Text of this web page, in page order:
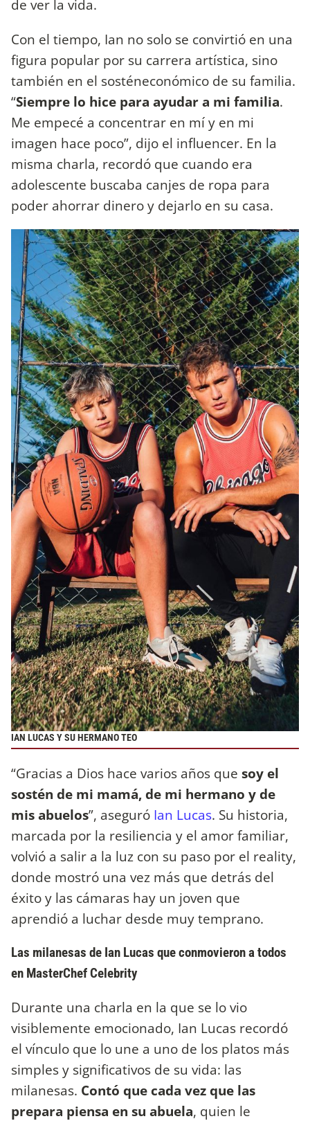
de ver la vida.
Con el tiempo, Ian no solo se convirtió en una
figura popular por su carrera artística, sino
también en el sosténeconómico de su familia.
“Siempre lo hice para ayudar a mi familia.
Me empecé a concentrar en mí y en mi
imagen hace poco”, dijo el influencer. En la
misma charla, recordó que cuando era
adolescente buscaba canjes de ropa para
poder ahorrar dinero y dejarlo en su casa.
IAN LUCAS Y SU HERMANO TEO
“Gracias a Dios hace varios años que soy el
sostén de mi mamá, de mi hermano y de
mis abuelos”, aseguró Ian Lucas. Su historia,
marcada por la resiliencia y el amor familiar,
volvió a salir a la luz con su paso por el reality,
donde mostró una vez más que detrás del
éxito y las cámaras hay un joven que
aprendió a luchar desde muy temprano.
Las milanesas de Ian Lucas que conmovieron a todos
en MasterChef Celebrity
Durante una charla en la que se lo vio
visiblemente emocionado, Ian Lucas recordó
el vínculo que lo une a uno de los platos más
simples y significativos de su vida: las
milanesas. Contó que cada vez que las
prepara piensa en su abuela, quien le